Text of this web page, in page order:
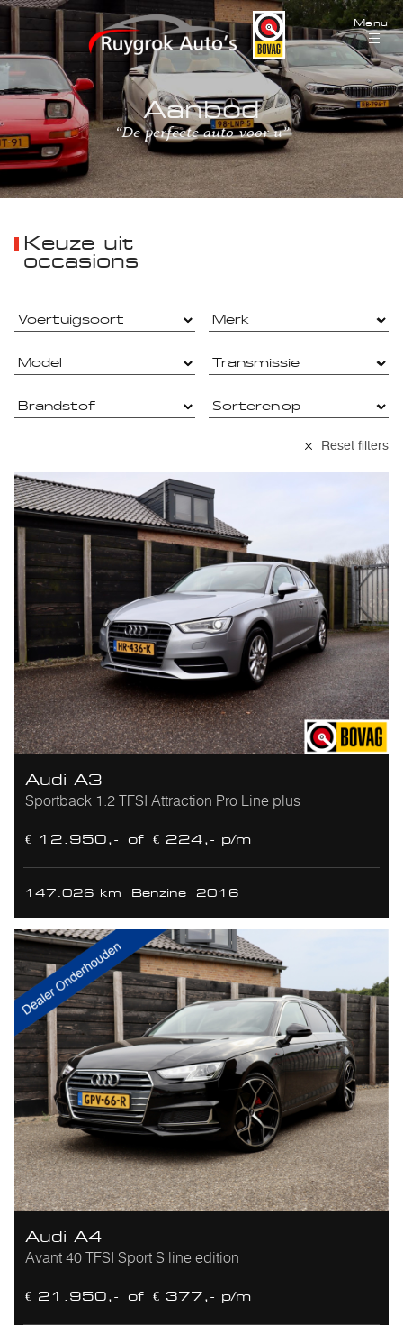
Menu
Aanbod
“De perfecte auto voor u”
Keuze uit
occasions
Reset filters
Audi A3
Sportback 1.2 TFSI Attraction Pro Line plus
€ 12.950,- of € 224,- p/m
147.026 km Benzine 2016
Audi A4
Avant 40 TFSI Sport S line edition
€ 21.950,- of € 377,- p/m